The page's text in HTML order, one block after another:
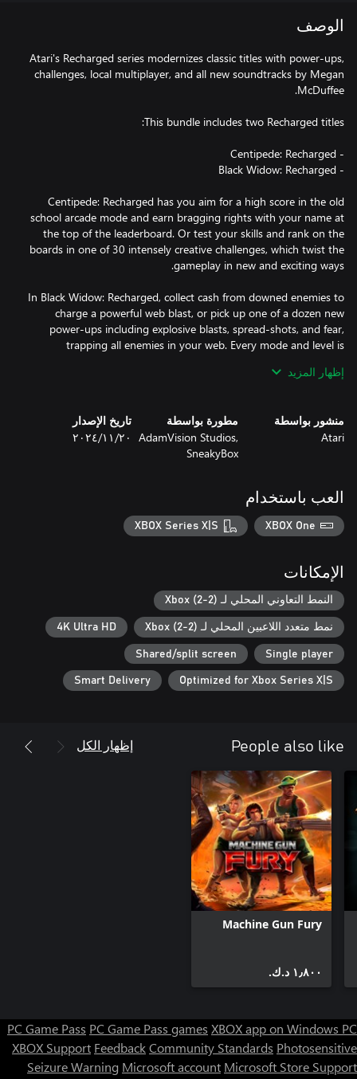
الوصف
Atari's Recharged series modernizes classic titles with power-ups,
challenges, local multiplayer, and all new soundtracks by Megan
Centipede: Recharged has you aim for a high score in the old
school arcade mode and earn bragging rights with your name at
the top of the leaderboard. Or test your skills and rank on the
boards in one of 30 intensely creative challenges, which twist the
In Black Widow: Recharged, collect cash from downed enemies to
charge a powerful web blast, or pick up one of a dozen new
power-ups including explosive blasts, spread-shots, and fear,
trapping all enemies in your web. Every mode and level is
إظهار المزيد
منشور بواسطة
Atari
مطورة بواسطة
AdamVision Studios,
SneakyBox
تاريخ الإصدار
٢٠‏/١١‏/٢٠٢٤
العب باستخدام
XBOX One
XBOX Series X|S
الإمكانات
النمط التعاوني المحلي لـ Xbox (2-2)
نمط متعدد اللاعبين المحلي لـ Xbox (2-2) 4K Ultra HD
Single player
Shared/split screen
Optimized for Xbox Series X|S
Smart Delivery
People also like إظهار الكل
Machine Gun Fury
١٫٨٠٠ د.ك.‏
PC Game Pass PC Game Pass games XBOX app on Windows PC
XBOX Support FeedbackCommunity Standards Photosensitive
Seizure Warning Microsoft account Microsoft Store Support